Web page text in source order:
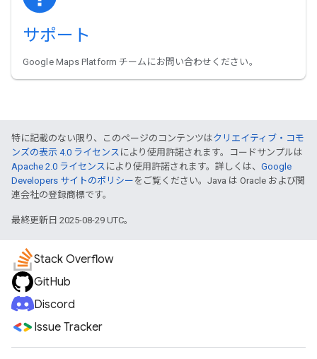
サポート
Google Maps Platform チームにお問い合わせください。
特に記載のない限り、このページのコンテンツはクリエイティブ・コモ
ンズの表示 4.0 ライセンス により使用許諾されます。コードサンプルは
Apache 2.0 ライセンス により使用許諾されます。詳しくは、 Google
Developers サイトのポリシー をご覧ください。Java は Oracle および関
連会社の登録商標です。
最終更新日 2025-08-29 UTC。
Stack Overflow
GitHub
Discord
Issue Tracker